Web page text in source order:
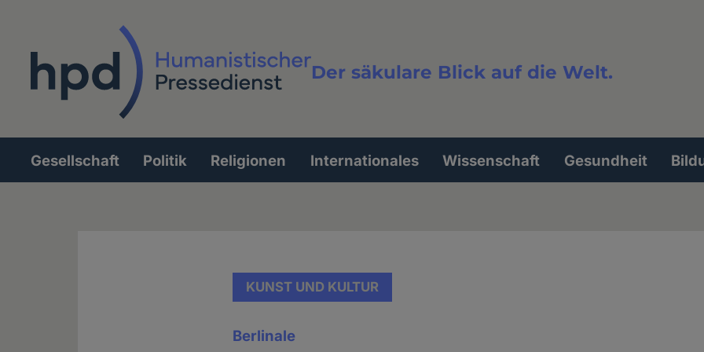
Der säkulare Blick auf die Welt.
Volltextsuche
Hauptnavigation
Gesellschaft Politik Religionen Internationales Wissenschaft Gesundheit
KUNST UND KULTUR
Berlinale